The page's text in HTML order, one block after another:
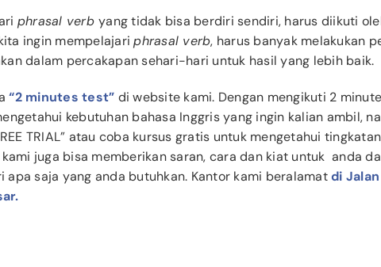
phrasal verbyang tidak bisa berdiri sendiri, harus diikuti
ingin mempelajariphrasal verb, harus banyak melakukan
dalam percakapan sehari-hari untuk hasil yang lebih baik.
“2 minutes test” di website kami. Dengan mengikuti 2
kebutuhan bahasa Inggris yang ingin kalian ambil,
TRIAL” atau coba kursus gratis untuk mengetahui
juga bisa memberikan saran, cara dan kiat untuk anda
apa saja yang anda butuhkan. Kantor kami beralamatdi